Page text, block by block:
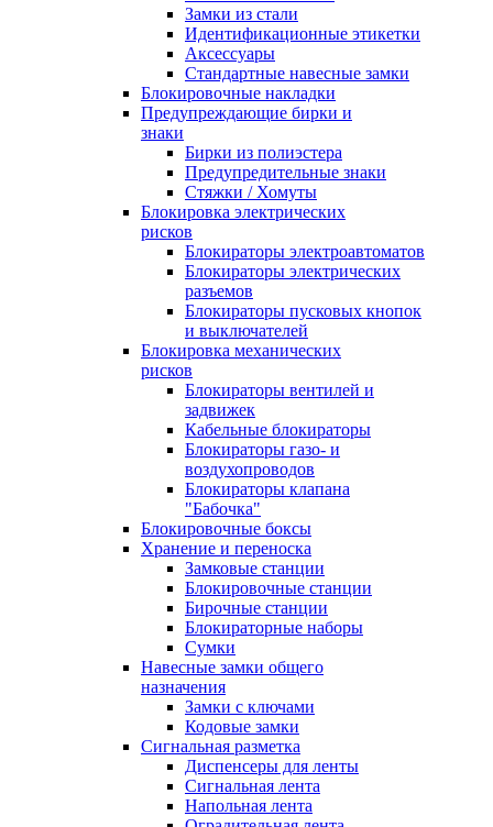
Замки из стали
Идентификационные этикетки
Аксессуары
Стандартные навесные замки
Блокировочные накладки
Предупреждающие бирки и
знаки
Бирки из полиэстера
Предупредительные знаки
Стяжки / Хомуты
Блокировка электрических
рисков
Блокираторы электроавтоматов
Блокираторы электрических
разъемов
Блокираторы пусковых кнопок
и выключателей
Блокировка механических
рисков
Блокираторы вентилей и
задвижек
Кабельные блокираторы
Блокираторы газо- и
воздухопроводов
Блокираторы клапана
"Бабочка"
Блокировочные боксы
Хранение и переноска
Замковые станции
Блокировочные станции
Бирочные станции
Блокираторные наборы
Сумки
Навесные замки общего
назначения
Замки с ключами
Кодовые замки
Сигнальная разметка
Диспенсеры для ленты
Сигнальная лента
Напольная лента